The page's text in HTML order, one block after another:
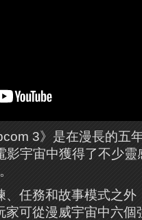
3》是在漫長的五
影宇宙中獲得了不少
、任務和故事模式之
家可從漫威宇宙中六個